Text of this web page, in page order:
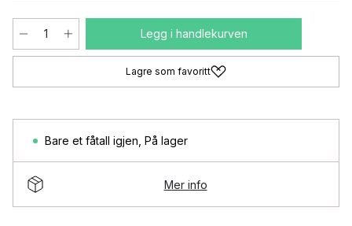
Legg i handlekurven
Lagre som favoritt
Bare et fåtall igjen På lager
Mer info